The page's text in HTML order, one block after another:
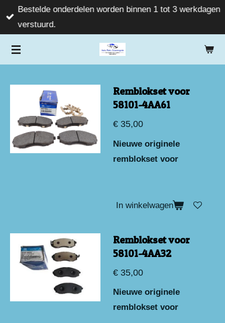
Ga
direct
de
Bestelde onderdelen worden binnen 1 tot 3 werkdagen
verstuurd.
Remblokset voor
58101-4AA61
€ 35,00
Nieuwe originele
remblokset voor
In winkelwagen
Remblokset voor
58101-4AA32
€ 35,00
Nieuwe originele
remblokset voor